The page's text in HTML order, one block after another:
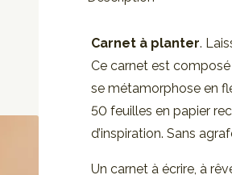
Carnet à planter.
Ce carnet est
se métamorphose en
50 feuilles en papier
d’inspiration. Sans
Un carnet à écrire, à